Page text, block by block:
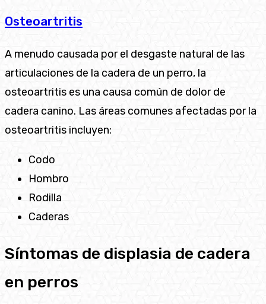
Osteoartritis
A menudo causada por el desgaste natural de las
articulaciones de la cadera de un perro, la
osteoartritis es una causa común de dolor de
cadera canino. Las áreas comunes afectadas por la
osteoartritis incluyen:
Codo
Hombro
Rodilla
Caderas
Síntomas de displasia de cadera
en perros